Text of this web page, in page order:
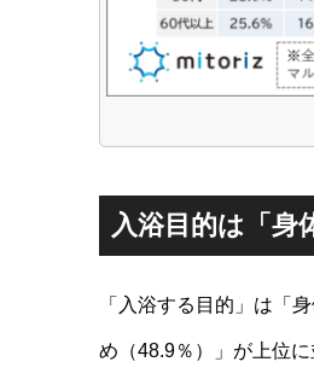
入浴目的は「身
「入浴する目的」は「
め（48.9％）」が上位